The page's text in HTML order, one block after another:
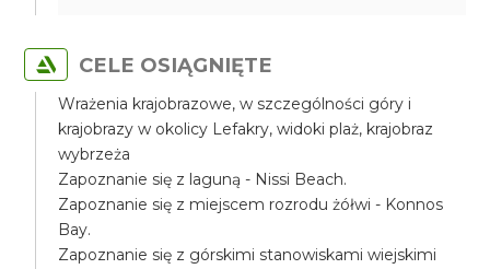
CELE OSIĄGNIĘTE
Wrażenia krajobrazowe, w szczególności góry i
krajobrazy w okolicy Lefakry, widoki plaż, krajobraz
wybrzeża
Zapoznanie się z laguną - Nissi Beach.
Zapoznanie się z miejscem rozrodu żółwi - Konnos
Bay.
Zapoznanie się z górskimi stanowiskami wiejskimi